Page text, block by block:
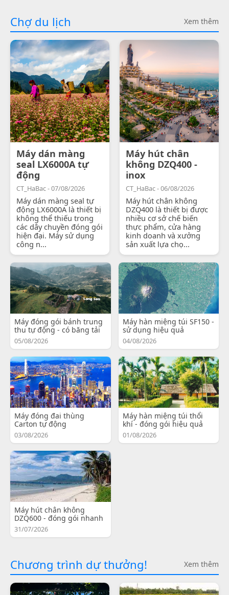
Chợ du lịch Xem thêm
Máy dán màng
seal LX6000A tự
động
CT_HaBac - 07/08/2026
Máy dán màng seal tự
động LX6000A là thiết bị
không thể thiếu trong
các dây chuyền đóng gói
hiện đại. Máy sử dụng
công n...
Máy hút chân
không DZQ400 -
inox
CT_HaBac - 06/08/2026
Máy hút chân không
DZQ400 là thiết bị được
nhiều cơ sở chế biến
thực phẩm, cửa hàng
kinh doanh và xưởng
sản xuất lựa chọ...
Máy đóng gói bánh trung
thu tự động - có băng tải
05/08/2026
Máy hàn miệng túi SF150 -
sử dụng hiệu quả
04/08/2026
Máy đóng đai thùng
Carton tự động
03/08/2026
Máy hàn miệng túi thổi
khí - đóng gói hiệu quả
01/08/2026
Máy hút chân không
DZQ600 - đóng gói nhanh
31/07/2026
Chương trình dự thưởng! Xem thêm